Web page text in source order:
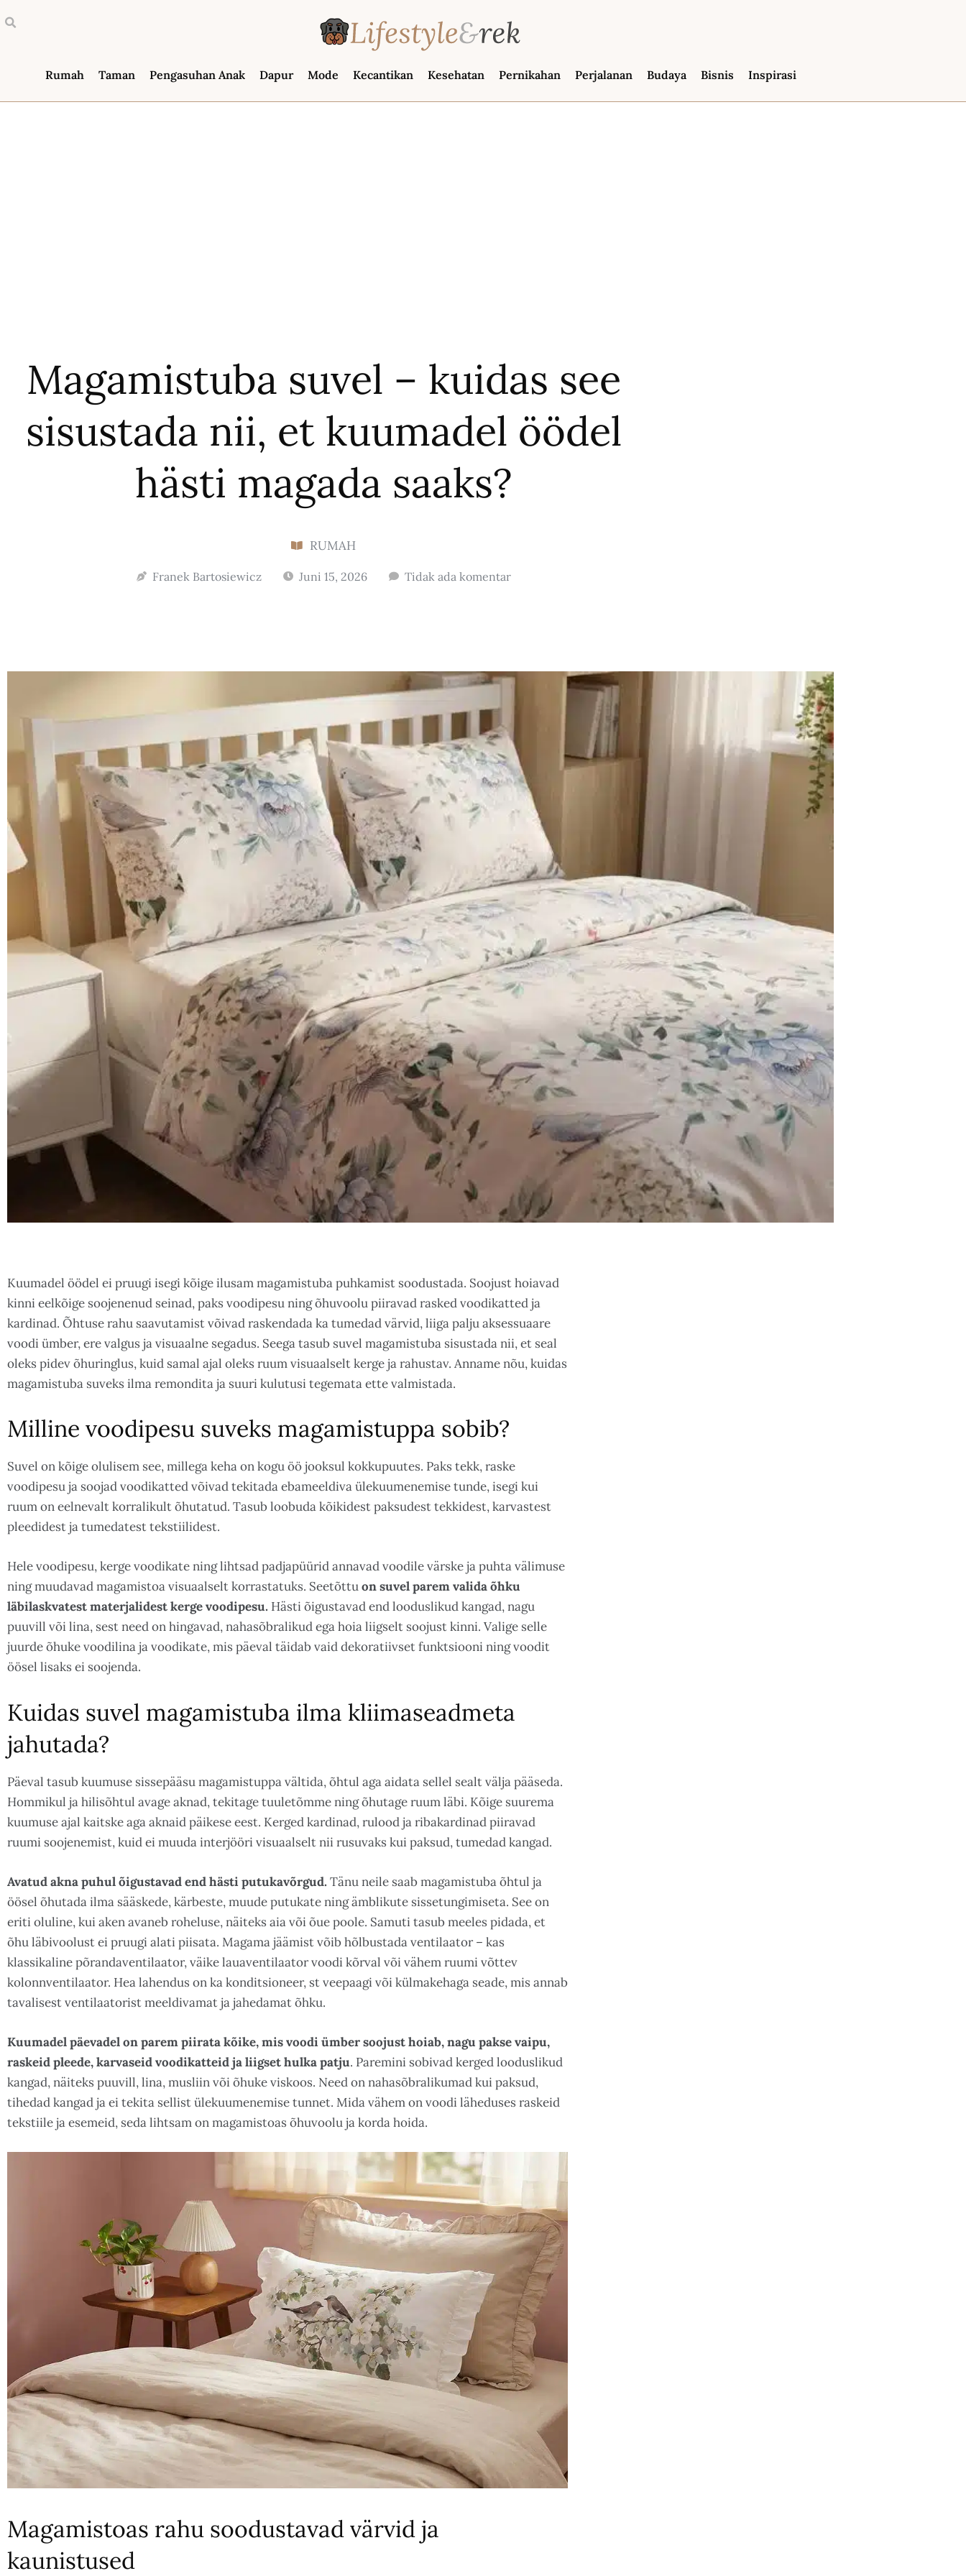
Rumah Taman Pengasuhan Anak Dapur Mode Kecantikan Kesehatan Pernikahan Perjalanan Budaya Bisnis Inspirasi
Magamistuba suvel – kuidas see
sisustada nii, et kuumadel öödel
hästi magada saaks?
RUMAH
Franek Bartosiewicz Juni 15, 2026 Tidak ada komentar
Kuumadel öödel ei pruugi isegi kõige ilusam magamistuba puhkamist soodustada. Soojust hoiavad
kinni eelkõige soojenenud seinad, paks voodipesu ning õhuvoolu piiravad rasked voodikatted ja
kardinad. Õhtuse rahu saavutamist võivad raskendada ka tumedad värvid, liiga palju aksessuaare
voodi ümber, ere valgus ja visuaalne segadus. Seega tasub suvel magamistuba sisustada nii, et seal
oleks pidev õhuringlus, kuid samal ajal oleks ruum visuaalselt kerge ja rahustav. Anname nõu, kuidas
magamistuba suveks ilma remondita ja suuri kulutusi tegemata ette valmistada.
Milline voodipesu suveks magamistuppa sobib?
Suvel on kõige olulisem see, millega keha on kogu öö jooksul kokkupuutes. Paks tekk, raske
voodipesu ja soojad voodikatted võivad tekitada ebameeldiva ülekuumenemise tunde, isegi kui
ruum on eelnevalt korralikult õhutatud. Tasub loobuda kõikidest paksudest tekkidest, karvastest
pleedidest ja tumedatest tekstiilidest.
Hele voodipesu, kerge voodikate ning lihtsad padjapüürid annavad voodile värske ja puhta välimuse
ning muudavad magamistoa visuaalselt korrastatuks. Seetõttuon suvel parem valida õhku
läbilaskvatest materjalidest kerge voodipesu. Hästi õigustavad end looduslikud kangad, nagu
puuvill või lina, sest need on hingavad, nahasõbralikud ega hoia liigselt soojust kinni. Valige selle
juurde õhuke voodilina ja voodikate, mis päeval täidab vaid dekoratiivset funktsiooni ning voodit
öösel lisaks ei soojenda.
Kuidas suvel magamistuba ilma kliimaseadmeta
jahutada?
Päeval tasub kuumuse sissepääsu magamistuppa vältida, õhtul aga aidata sellel sealt välja pääseda.
Hommikul ja hilisõhtul avage aknad, tekitage tuuletõmme ning õhutage ruum läbi. Kõige suurema
kuumuse ajal kaitske aga aknaid päikese eest. Kerged kardinad, rulood ja ribakardinad piiravad
ruumi soojenemist, kuid ei muuda interjööri visuaalselt nii rusuvaks kui paksud, tumedad kangad.
Avatud akna puhul õigustavad end hästi putukavõrgud. Tänu neile saab magamistuba õhtul ja
öösel õhutada ilma sääskede, kärbeste, muude putukate ning ämblikute sissetungimiseta. See on
eriti oluline, kui aken avaneb roheluse, näiteks aia või õue poole. Samuti tasub meeles pidada, et
õhu läbivoolust ei pruugi alati piisata. Magama jäämist võib hõlbustada ventilaator – kas
klassikaline põrandaventilaator, väike lauaventilaator voodi kõrval või vähem ruumi võttev
kolonnventilaator. Hea lahendus on ka konditsioneer, st veepaagi või külmakehaga seade, mis annab
tavalisest ventilaatorist meeldivamat ja jahedamat õhku.
Kuumadel päevadel on parem piirata kõike, mis voodi ümber soojust hoiab, nagu pakse vaipu,
raskeid pleede, karvaseid voodikatteid ja liigset hulka patju. Paremini sobivad kerged looduslikud
kangad, näiteks puuvill, lina, musliin või õhuke viskoos. Need on nahasõbralikumad kui paksud,
tihedad kangad ja ei tekita sellist ülekuumenemise tunnet. Mida vähem on voodi läheduses raskeid
tekstiile ja esemeid, seda lihtsam on magamistoas õhuvoolu ja korda hoida.
Magamistoas rahu soodustavad värvid ja
kaunistused